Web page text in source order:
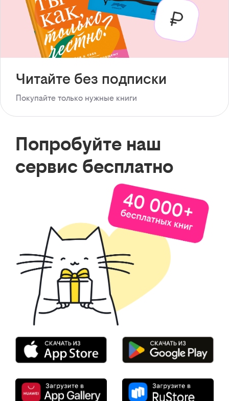
Читайте без подписки
Покупайте только нужные книги
Попробуйте наш
сервис бесплатно